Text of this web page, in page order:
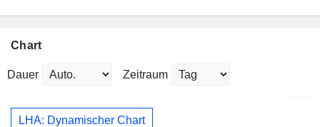
Chart
Dauer Zeitraum
LHA: Dynamischer Chart